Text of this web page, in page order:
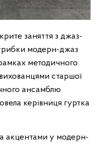
заняття з джаз-
модерн-джаз
методичного
старшої
ансамблю
керівниця гуртка
акцентами у модерн-